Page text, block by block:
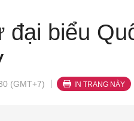
đại biểu
(GMT+7) IN TRANG NÀY